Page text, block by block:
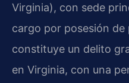
Virginia), con sede
cargo por posesión
constituye un delito
en Virginia, con una